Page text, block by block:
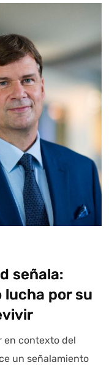
señala:
lucha por su
en contexto del
un señalamiento